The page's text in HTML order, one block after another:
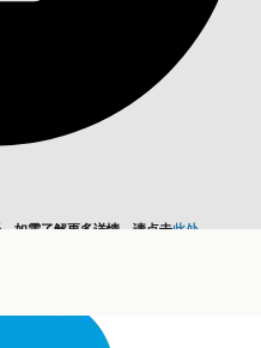
如需了解更多详情，请点击此处